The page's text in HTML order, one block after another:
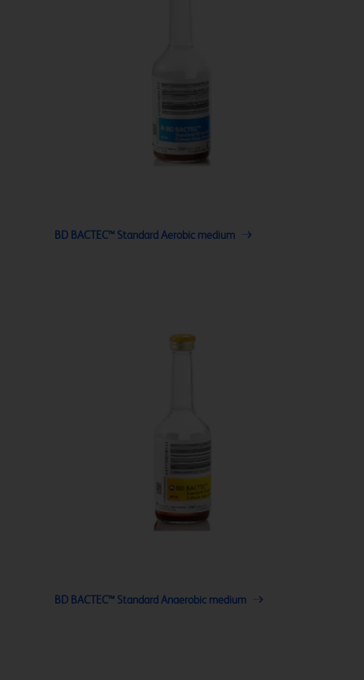
BD BACTEC™ Standard Aerobic medium
BD BACTEC™ Standard Anaerobic medium